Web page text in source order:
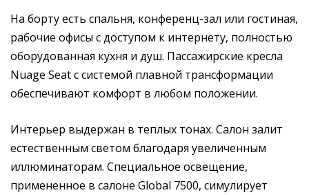
На борту есть спальня, конференц-зал или гостиная,
рабочие офисы с доступом к интернету, полностью
оборудованная кухня и душ. Пассажирские кресла
Nuage Seat с системой плавной трансформации
обеспечивают комфорт в любом положении.
Интерьер выдержан в теплых тонах. Салон залит
естественным светом благодаря увеличенным
иллюминаторам. Специальное освещение,
примененное в салоне Global 7500, симулирует